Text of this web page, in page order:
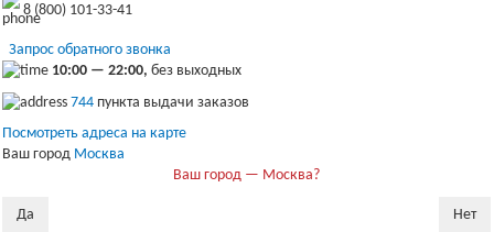
8 (800) 101-33-41
Запрос обратного звонка
10:00 — 22:00, без выходных
744 пункта выдачи заказов
Посмотреть адреса на карте
Ваш город Москва
Ваш город — Москва?
Да Нет